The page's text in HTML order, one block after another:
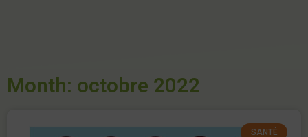
Month: octobre 2022
SANTÉ